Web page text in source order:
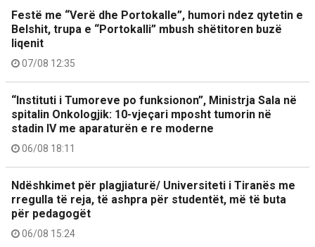
Festë me “Verë dhe Portokalle”, humori ndez qytetin e
Belshit, trupa e “Portokalli” mbush shëtitoren buzë
liqenit
07/08 12:35
“Instituti i Tumoreve po funksionon”, Ministrja Sala në
spitalin Onkologjik: 10-vjeçari mposht tumorin në
stadin IV me aparaturën e re moderne
06/08 18:11
Ndëshkimet për plagjiaturë/ Universiteti i Tiranës me
rregulla të reja, të ashpra për studentët, më të buta
për pedagogët
06/08 15:24